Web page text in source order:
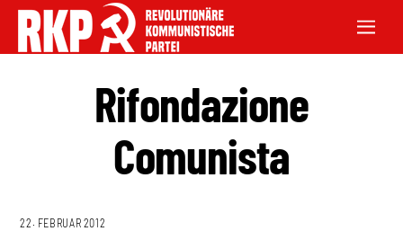
Rifondazione
Comunista
22. FEBRUAR 2012